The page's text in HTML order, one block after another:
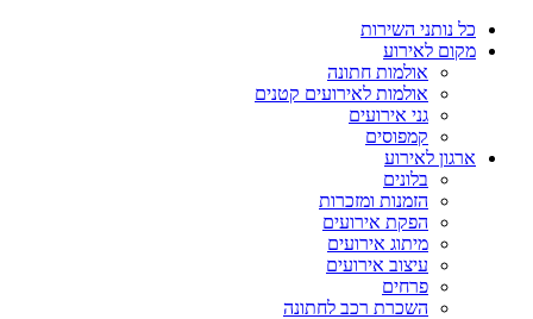
כל נותני השירות
מקום לאירוע
אולמות חתונה
אולמות לאירועים קטנים
גני אירועים
קמפוסים
ארגון לאירוע
בלונים
הזמנות ומזכרות
הפקת אירועים
מיתוג אירועים
עיצוב אירועים
פרחים
השכרת רכב לחתונה